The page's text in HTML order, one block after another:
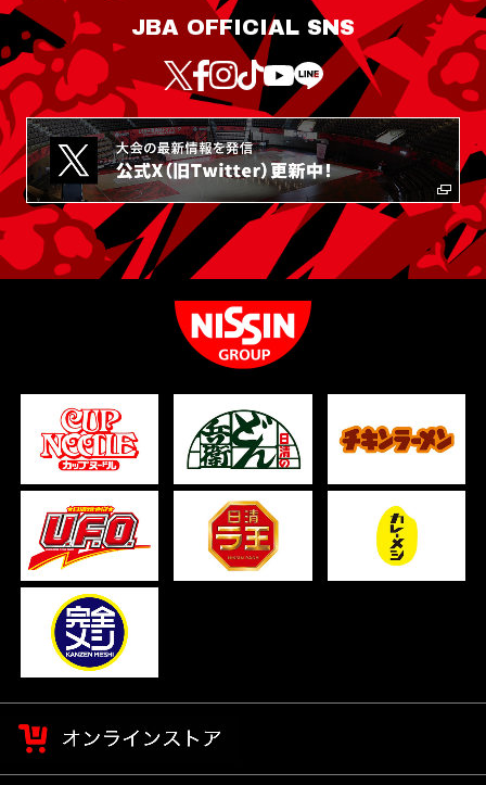
JBA OFFICIAL SNS